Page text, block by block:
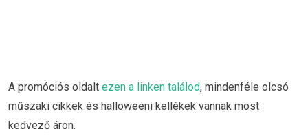
A promóciós oldalt ezen a linken találod, mindenféle olcsó
műszaki cikkek és halloweeni kellékek vannak most
kedvező áron.